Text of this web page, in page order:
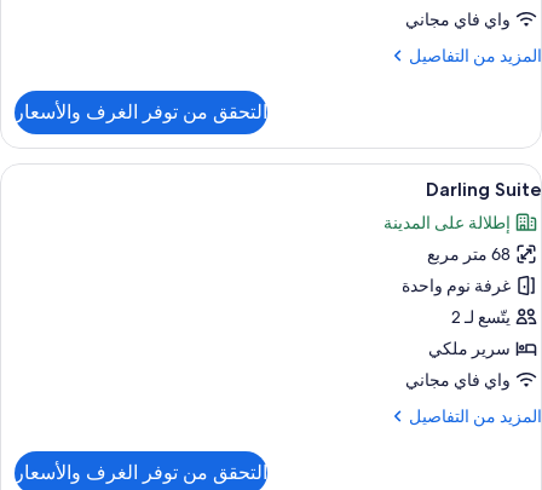
واي فاي مجاني
المزيد من التفاصيل
المزيد
Diva
Family
Suite
التحقق من توفر الغرف والأسعار
استعراض
جميع
صور
Darling
Suite
9
Darling Suite
إطلالة على المدينة
68 متر مربع
غرفة نوم واحدة
يتّسع لـ 2
سرير ملكي
واي فاي مجاني
المزيد من التفاصيل
المزيد
التحقق من توفر الغرف والأسعار